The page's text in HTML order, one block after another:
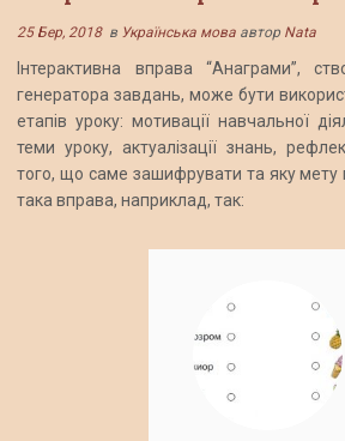
25 Бер, 2018в Українська мова автор Nata
Інтерактивна вправа “Анаграми”,
генератора завдань, може бути
етапів уроку: мотивації навчальної
теми уроку, актуалізації знань,
того, що саме зашифрувати та яку мету
така вправа, наприклад, так: